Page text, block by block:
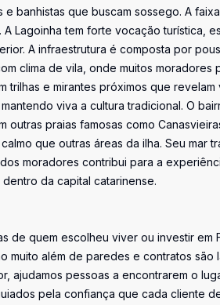
e banhistas que buscam sossego. A
Lagoinha tem forte vocação turística,
A infraestrutura é composta por
clima de vila, onde muitos moradores
e mirantes próximos que revelam
viva a cultura tradicional. O
praias famosas como
que outras áreas da ilha. Seu mar
moradores contribui para a
da capital catarinense.
de quem escolheu viver ou investir em
muito além de paredes e contratos são
ajudamos pessoas a encontrarem o
pela confiança que cada cliente